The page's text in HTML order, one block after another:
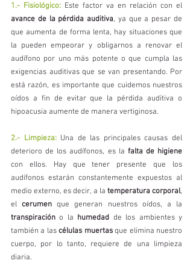
1.- Fisiológico:
avance de la pérdida auditiva, ya que a pesar de
que aumenta de forma lenta, hay situaciones que
la pueden empeorar y obligarnos a renovar el
audífono por uno más potente o que cumpla las
exigencias auditivas que se van presentando. Por
está razón, es importante que cuidemos nuestros
oídos a fin de evitar que la pérdida auditiva o
hipoacusia aumente de manera vertiginosa.
2.- Limpieza: Una de las principales causas del
deterioro de los audífonos, es la
con ellos. Hay que tener presente que los
audífonos estarán constantemente expuestos al
medio externo, es decir, a la temperatura corporal,
el cerumen
transpiración o la humedad de los ambientes y
también a las células muertas que elimina nuestro
cuerpo, por lo tanto, requiere de una limpieza
diaria.